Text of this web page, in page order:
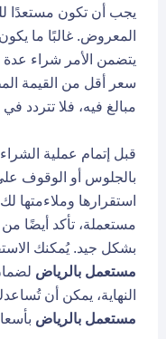
يجب أن تكون مستعدًا
المعروض. غالبًا ما
يتضمن الأمر شراء عدة
سعر أقل من القيمة
مبالغ فيه، فلا تتردد
قبل إتمام عملية
بالجلوس أو الوقوف
استقرارها وملاءمتها
مستعملة، تأكد أيضًا
بشكل جيد. يُمكنك
مستعمل بالرياض
النهاية، يمكن أن
مستعمل بالرياض